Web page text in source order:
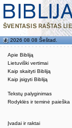
Apie Bibliją
Lietuviški vertimai
Kaip skaityti Bibliją
Kaip įsigyti Bibliją
Tekstų palyginimas
Rodyklės ir teminė paieška
Įvadai ir raktai
2026 08 08 Šeštad.